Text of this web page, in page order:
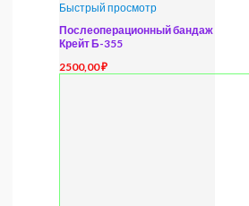
Быстрый просмотр
Послеоперационный бандаж
Крейт Б-355
2500,00₽